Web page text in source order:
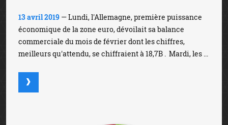
13 avril 2019 — Lundi, l'Allemagne, première puissance
économique de la zone euro, dévoilait sa balance
commerciale du mois de février dont les chiffres,
meilleurs qu'attendu, se chiffraient à 18,7B . Mardi, les ...